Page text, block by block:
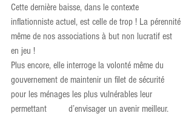
Cette dernière baisse, dans le contexte
inflationniste actuel, est celle de trop ! La pérennité
même de nos associations à but non lucratif est
en jeu !
Plus encore, elle interroge la volonté même du
gouvernement de maintenir un filet de sécurité
pour les ménages les plus vulnérables leur
permettant         d’envisager un avenir meilleur.